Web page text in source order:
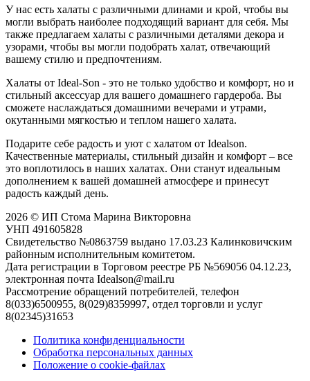
У нас есть халаты с различными длинами и крой, чтобы вы
могли выбрать наиболее подходящий вариант для себя. Мы
также предлагаем халаты с различными деталями декора и
узорами, чтобы вы могли подобрать халат, отвечающий
вашему стилю и предпочтениям.
Халаты от Ideal-Son - это не только удобство и комфорт, но и
стильный аксессуар для вашего домашнего гардероба. Вы
сможете наслаждаться домашними вечерами и утрами,
окутанными мягкостью и теплом нашего халата.
Подарите себе радость и уют с халатом от Idealson.
Качественные материалы, стильный дизайн и комфорт – все
это воплотилось в наших халатах. Они станут идеальным
дополнением к вашей домашней атмосфере и принесут
радость каждый день.
2026 © ИП Стома Марина Викторовна
УНП 491605828
Свидетельство №0863759 выдано 17.03.23 Калинковичским
районным исполнительным комитетом.
Дата регистрации в Торговом реестре РБ №569056 04.12.23,
электронная почта Idealson@mail.ru
Рассмотрение обращений потребителей, телефон
8(033)6500955, 8(029)8359997, отдел торговли и услуг
8(02345)31653
Политика конфиденциальности
Обработка персональных данных
Положение о cookie-файлах